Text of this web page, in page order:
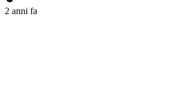
2 anni fa